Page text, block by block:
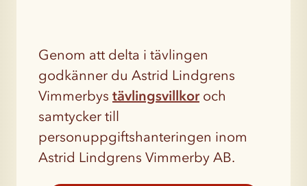
Genom att delta i tävlingen
godkänner du Astrid Lindgrens
Vimmerbys tävlingsvillkor och
samtycker till
personuppgiftshanteringen inom
Astrid Lindgrens Vimmerby AB.